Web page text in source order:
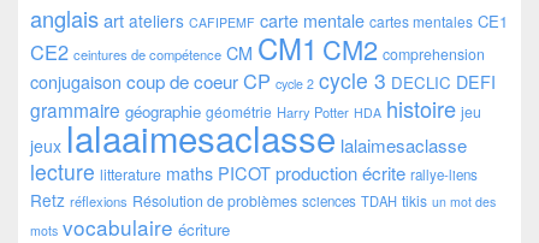
anglaisart ateliers CAFIPEMF carte mentale cartes mentales CE1
CE2 ceintures de compétence CM CM1 CM2 comprehension
conjugaison coup de coeurCP cycle 2 cycle 3 DECLIC DEFI
grammaire géographie géométrie Harry Potter HDA histoire jeu
jeux lalaaimesaclasse lalaimesaclasse
lecture litterature maths PICOTproduction écrite rallye-liens
Retz réflexions Résolution de problèmes sciences TDAH tikis un mot des
mots vocabulaire écriture